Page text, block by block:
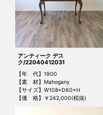
アンティーク デス
ク/22040412031
【年 代】1900
【素 材】Mahogany
【サイズ】W108×D60×H
【価 格】￥242,000(税抜)